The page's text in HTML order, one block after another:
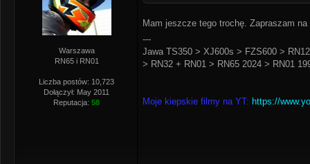
Warszawa
RN65 i RN01
Liczba postów: 10,723
Dołączył: May 2011
Reputacja: 58
Mam jeszcze tego trochę. Zapraszam
---
Jawa TS350 > XJ600s > FZS600 >
> RN32 + RN01 > RN65 2024 > RN01
Moje kiepskie filmy na YT: https://